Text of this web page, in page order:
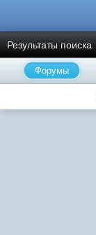
Результаты поиска
Форумы